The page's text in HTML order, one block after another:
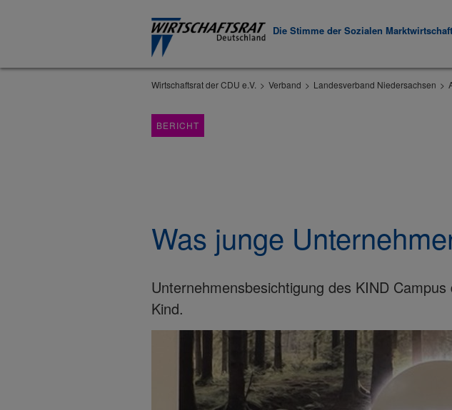
Die Stimme der Sozialen Marktwirtschaft
Wirtschaftsrat der CDU e.V. Verband Landesverband Niedersachsen
BERICHT
Was junge
Unternehmensbesichtigung des KIND
Kind.